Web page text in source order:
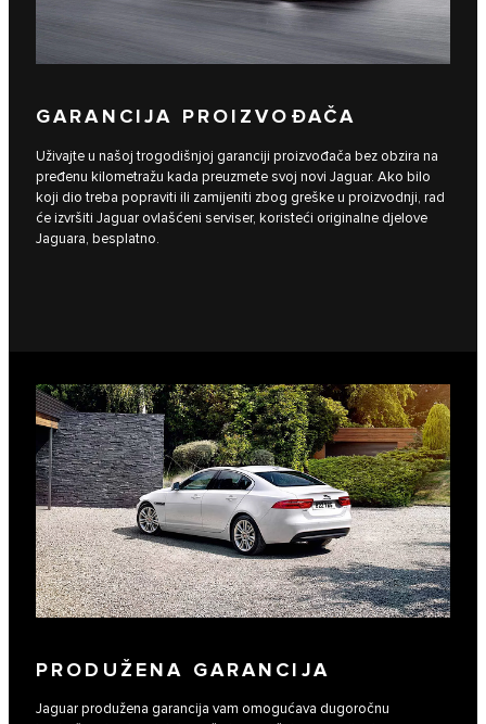
GARANCIJA PROIZVOĐAČA
Uživajte u našoj trogodišnjoj garanciji proizvođača bez obzira na
pređenu kilometražu kada preuzmete svoj novi Jaguar. Ako bilo
koji dio treba popraviti ili zamijeniti zbog greške u proizvodnji, rad
će izvršiti Jaguar ovlašćeni serviser, koristeći originalne djelove
Jaguara, besplatno.
PRODUŽENA GARANCIJA
Jaguar produžena garancija vam omogućava dugoročnu